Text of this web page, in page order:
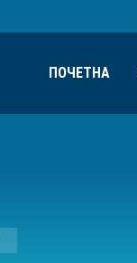
ПОЧЕТНА